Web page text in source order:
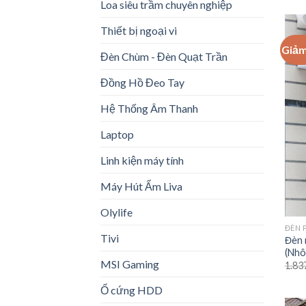
Loa siêu trầm chuyên nghiệp
Thiết bị ngoại vi
Đèn Chùm - Đèn Quạt Trần
Đồng Hồ Đeo Tay
Hệ Thống Âm Thanh
Laptop
Linh kiện máy tính
Máy Hút Ẩm Liva
Olylife
Tivi
MSI Gaming
Ổ cứng HDD
ĐÈN
Đèn